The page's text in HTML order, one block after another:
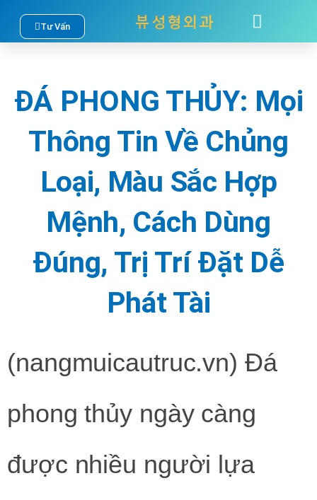
Nhảy
tới
nội
dung
Tư Vấn
ĐÁ PHONG THỦY: Mọi
Thông Tin Về Chủng
Loại, Màu Sắc Hợp
Mệnh, Cách Dùng
Đúng, Trị Trí Đặt Dễ
Phát Tài
(nangmuicautruc.vn) Đá
phong thủy ngày càng
được nhiều người lựa